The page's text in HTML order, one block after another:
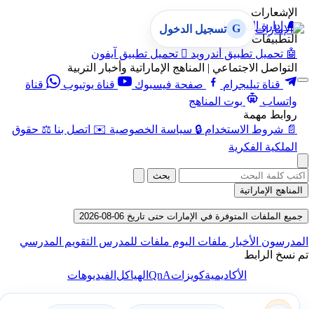
الإشعارات
🔔 إدارة الإشعارات
التطبيقات
🤖 تحميل تطبيق أندرويد  تحميل تطبيق آيفون
التواصل الاجتماعي | المناهج الإماراتية وأخبار التربية
قناة تيليجرام
صفحة فيسبوك قناة يوتيوب
قناة
واتساب
بوت المناهج
روابط مهمة
📄 شروط الاستخدام 🔒 سياسة الخصوصية ✉️ اتصل بنا ⚖️ حقوق
الملكية الفكرية
G تسجيل الدخول
بحث
المناهج الإماراتية
جميع الملفات المتوفرة في الإمارات حتى تاريخ 06-08-2026
المدرسون الأخبار ملفات اليوم ملفات للمدرس التقويم المدرسي
تم نسخ الرابط
الأكاديميةكويزاتQnAالهياكلالفيديوهات